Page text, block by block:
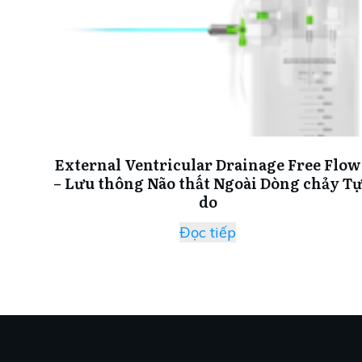
External Ventricular Drainage Free Flow
– Lưu thông Não thất Ngoài Dòng chảy Tự
do
Đọc tiếp